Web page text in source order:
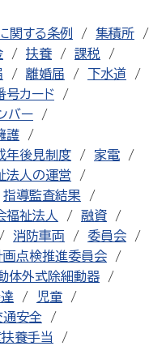
関する条例
集積所
扶養
課税
離婚届
下水道
号カード
バー
護
年後見制度
家電
法人の運営
指導監査結果
福祉法人
融資
消防車両
委員会
画点検推進委員会
体外式除細動器
児童
通安全
養手当